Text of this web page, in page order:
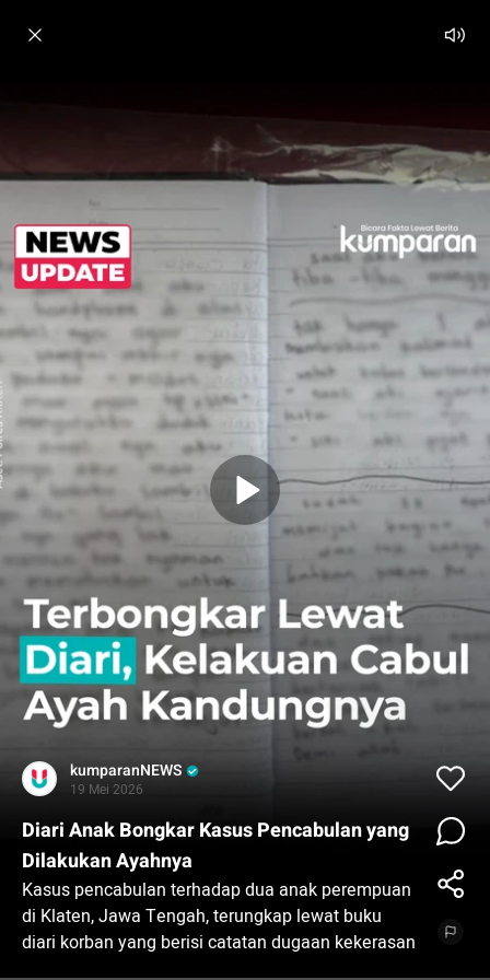
kumparanNEWS
19 Mei 2026
Diari Anak Bongkar Kasus Pencabulan yang
Dilakukan Ayahnya
Kasus pencabulan terhadap dua anak perempuan
di Klaten, Jawa Tengah, terungkap lewat buku
diari korban yang berisi catatan dugaan kekerasan